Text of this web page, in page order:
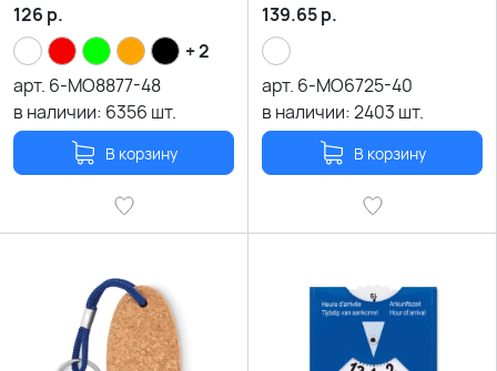
126 р.
+ 2
арт. 6-MO8877-48
в наличии: 6356 шт.
В корзину
139.65р.
арт. 6-MO6725-40
в наличии:2403 шт.
В корзину